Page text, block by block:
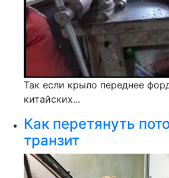
Так если крыло переднее
китайских...
Как перетянуть
транзит